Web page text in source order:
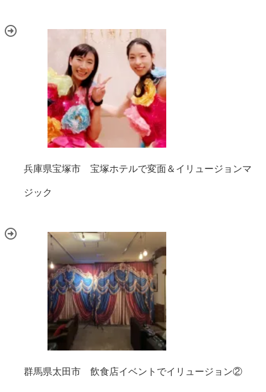
兵庫県宝塚市 宝塚ホテルで変面＆イリュージョンマ
ジック
群馬県太田市 飲食店イベントでイリュージョン②